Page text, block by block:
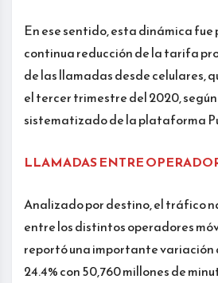
En ese sentido, esta dinámica
continua reducción de la tarifa
de las llamadas desde celulares,
el tercer trimestre del 2020,
sistematizado de la plataforma
LLAMADAS ENTRE
Analizado por destino, el tráfico
entre los distintos operadores
reportó una importante variación
24.4% con 50,760 millones de